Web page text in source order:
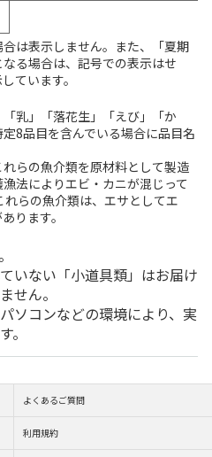
は表示しません。また、「夏期
る場合は、記号での表示はせ
ています。
乳」「落花生」「えび」「か
8品目を含んでいる場合に品目名
らの魚介類を原材料として製造
法によりエビ・カニが混じって
らの魚介類は、エサとしてエ
ります。
いない「小道具類」はお届け
せん。
ソコンなどの環境により、実
。
よくあるご質問
利用規約